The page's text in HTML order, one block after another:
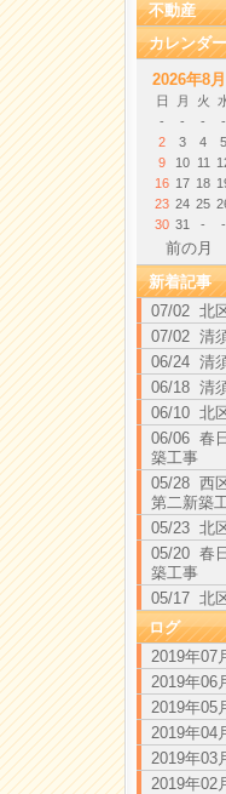
不動産
カレンダー
2026年8月
日 月 火
-
- - -
2
3 4 5
9
10 11
16 17 18
23 24 25
30 31 - -
前の月
新着記事
07/02 北
07/02 清
06/24 清
06/18 清
06/10 北
06/06 春
築工事
05/28 西
第二新築
05/23 北
05/20 春
築工事
05/17 北
ログ
2019年07
2019年06
2019年05
2019年04
2019年03
2019年02